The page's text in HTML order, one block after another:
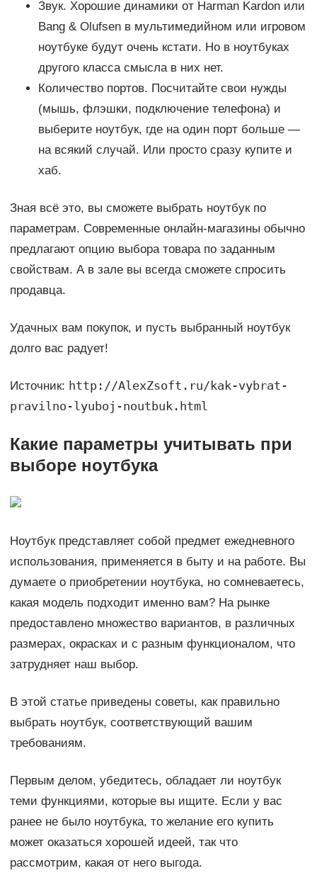
Звук. Хорошие динамики от Harman Kardon или
Bang & Olufsen в мультимедийном или игровом
ноутбуке будут очень кстати. Но в ноутбуках
другого класса смысла в них нет.
Количество портов. Посчитайте свои нужды
(мышь, флэшки, подключение телефона) и
выберите ноутбук, где на один порт больше —
на всякий случай. Или просто сразу купите и
хаб.
Зная всё это, вы сможете выбрать ноутбук по
параметрам. Современные онлайн-магазины обычно
предлагают опцию выбора товара по заданным
свойствам. А в зале вы всегда сможете спросить
продавца.
Удачных вам покупок, и пусть выбранный ноутбук
долго вас радует!
Источник: http://AlexZsoft.ru/kak-vybrat-
pravilno-lyuboj-noutbuk.html
Какие параметры учитывать при
выборе ноутбука
Ноутбук представляет собой предмет ежедневного
использования, применяется в быту и на работе. Вы
думаете о приобретении ноутбука, но сомневаетесь,
какая модель подходит именно вам? На рынке
предоставлено множество вариантов, в различных
размерах, окрасках и с разным функционалом, что
затрудняет наш выбор.
В этой статье приведены советы, как правильно
выбрать ноутбук, соответствующий вашим
требованиям.
Первым делом, убедитесь, обладает ли ноутбук
теми функциями, которые вы ищите. Если у вас
ранее не было ноутбука, то желание его купить
может оказаться хорошей идеей, так что
рассмотрим, какая от него выгода.